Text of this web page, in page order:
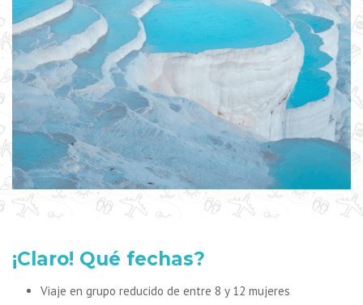
¡Claro! Qué fechas?
Viaje en grupo reducido de entre 8 y 12 mujeres